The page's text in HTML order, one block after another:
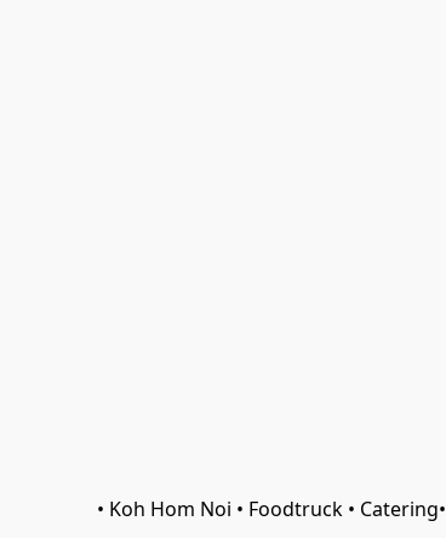
• Koh Hom Noi • Foodtruck • Catering•